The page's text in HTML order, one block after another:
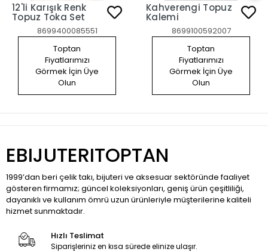
12'li Karışık Renk
Topuz Toka Set
8699400085551
Toptan
Fiyatlarımızı
Görmek İçin Üye
Olun
Kahverengi Topuz
Kalemi
8699100592007
Toptan
Fiyatlarımızı
Görmek İçin Üye
Olun
EBIJUTERITOPTAN
1999’dan beri çelik takı, bijuteri ve aksesuar sektöründe faaliyet
gösteren firmamız; güncel koleksiyonları, geniş ürün çeşitliliği,
dayanıklı ve kullanım ömrü uzun ürünleriyle müşterilerine kaliteli
hizmet sunmaktadır.
Hızlı Teslimat
Siparişleriniz en kısa sürede elinize ulaşır.